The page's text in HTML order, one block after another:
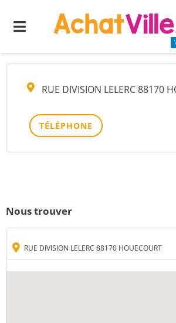
Menu
MME GRAND CECILE
RUE DIVISION LELERC 88170
TÉLÉPHONE
Nous trouver
RUE DIVISION LELERC 88170 HOUECOURT